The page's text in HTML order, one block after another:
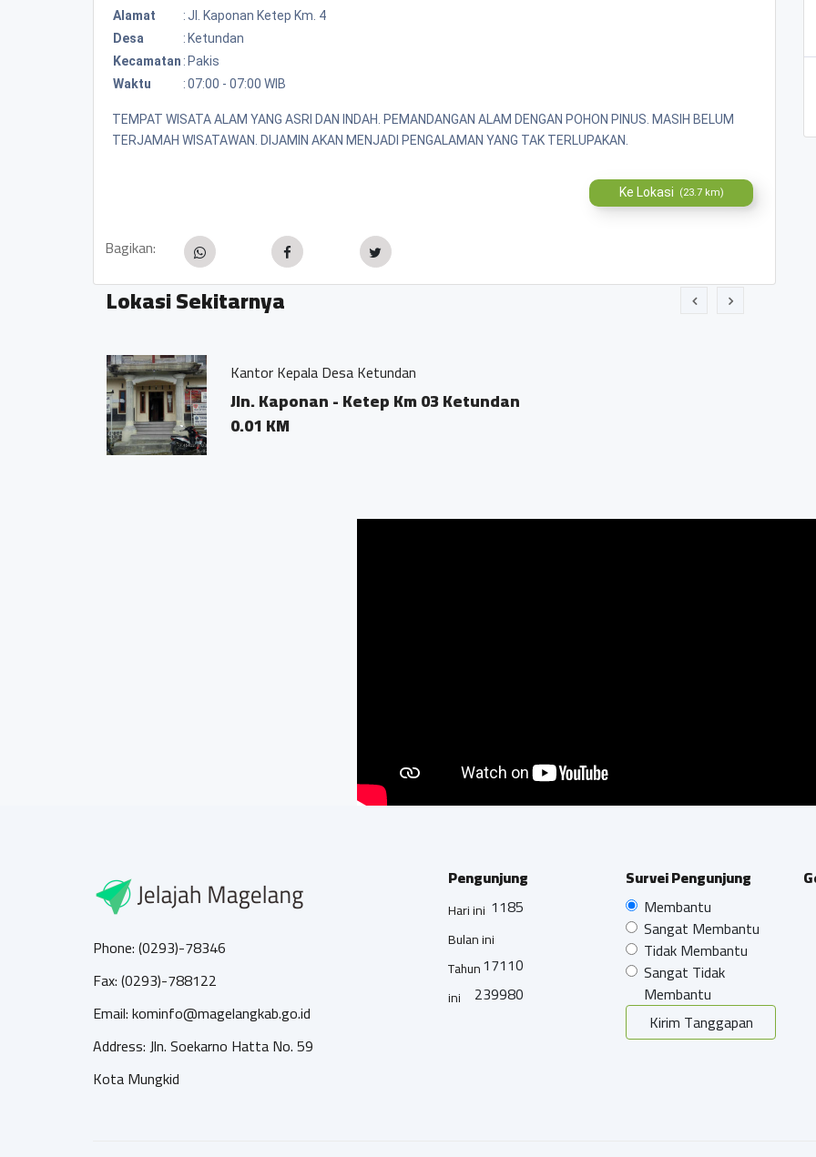
Alamat : Jl. Kaponan Ketep Km. 4
Desa
: Ketundan
Kecamatan : Pakis
Waktu
:07:00 - 07:00 WIB
TEMPAT WISATA ALAM YANG ASRI DAN INDAH. PEMANDANGAN ALAM DENGAN POHON PINUS. MASIH BELUM
TERJAMAH WISATAWAN. DIJAMIN AKAN MENJADI PENGALAMAN YANG TAK TERLUPAKAN.
Ke Lokasi (23.7 km)
Bagikan:
Lokasi Sekitarnya
Kantor Kepala Desa Ketundan
Jln. Kaponan - Ketep Km 03 Ketundan
0.01 KM
Phone: (0293)-78346
Fax: (0293)-788122
Email: kominfo@magelangkab.go.id
Address: Jln. Soekarno Hatta No. 59
Kota Mungkid
Pengunjung
Hari ini 1185
Bulan ini
17110
Tahun
ini
239980
Survei Pengunjung
Membantu
Sangat Membantu
Tidak Membantu
Sangat Tidak
Membantu
Kirim Tanggapan